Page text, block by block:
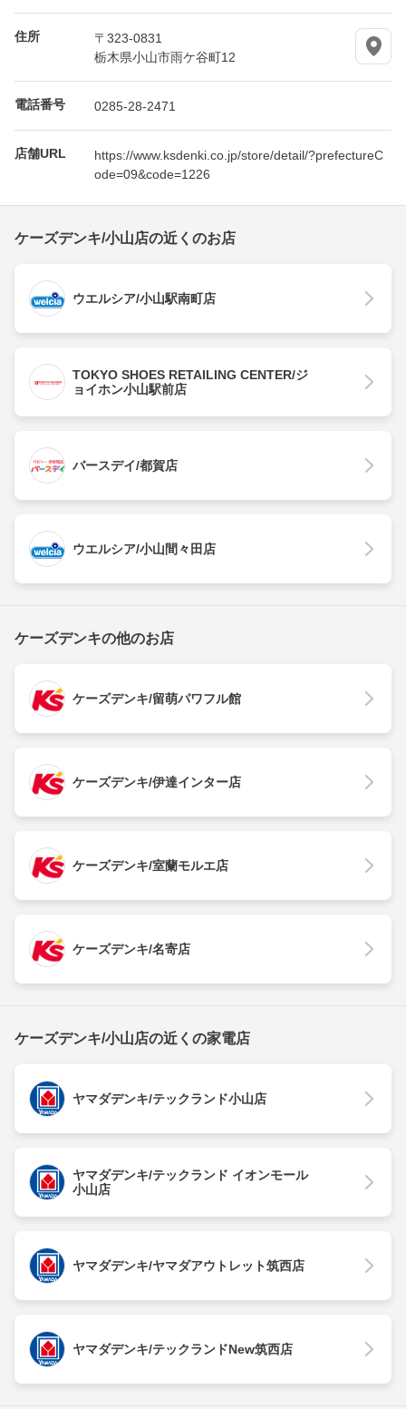
住所
〒323-0831
栃木県小山市雨ケ谷町12
電話番号 0285-28-2471
店舗URL
https://www.ksdenki.co.jp/store/detail/?prefectureC
ode=09&code=1226
ケーズデンキ/小山店の近くのお店
ウエルシア/小山駅南町店
TOKYO SHOES RETAILING CENTER/ジ
ョイホン小山駅前店
バースデイ/都賀店
ウエルシア/小山間々田店
ケーズデンキの他のお店
ケーズデンキ/留萌パワフル館
ケーズデンキ/伊達インター店
ケーズデンキ/室蘭モルエ店
ケーズデンキ/名寄店
ケーズデンキ/小山店の近くの家電店
ヤマダデンキ/テックランド小山店
ヤマダデンキ/テックランド イオンモール
小山店
ヤマダデンキ/ヤマダアウトレット筑西店
ヤマダデンキ/テックランドNew筑西店